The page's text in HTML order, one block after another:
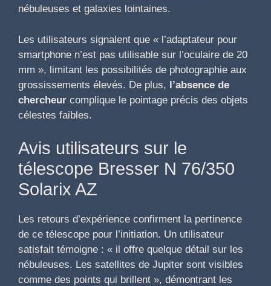
nébuleuses et galaxies lointaines.
Les utilisateurs signalent que « l’adaptateur pour
smartphone n’est pas utilisable sur l’oculaire de 20
mm », limitant les possibilités de photographie aux
grossissements élevés. De plus, l’absence de
chercheur complique le pointage précis des objets
célestes faibles.
Avis utilisateurs sur le
télescope Bresser N 76/350
Solarix AZ
Les retours d’expérience confirment la pertinence
de ce télescope pour l’initiation. Un utilisateur
satisfait témoigne : « il offre quelque détail sur les
nébuleuses. Les satellites de Jupiter sont visibles
comme des points qui brillent », démontrant les